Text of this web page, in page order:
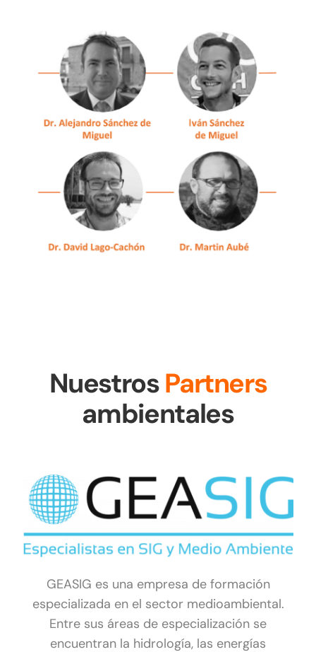
NuestrosPartners
ambientales
GEASIG es una empresa de formación
especializada en el sector medioambiental.
Entre sus áreas de especialización se
encuentran la hidrología, las energías